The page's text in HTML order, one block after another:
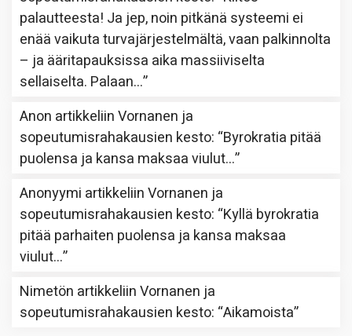
palautteesta! Ja jep, noin pitkänä systeemi ei
enää vaikuta turvajärjestelmältä, vaan palkinnolta
– ja ääritapauksissa aika massiiviselta
sellaiselta. Palaan…”
Anon artikkeliinVornanen ja
sopeutumisrahakausien kesto: “Byrokratia pitää
puolensa ja kansa maksaa viulut…”
Anonyymi artikkeliinVornanen ja
sopeutumisrahakausien kesto: “Kyllä byrokratia
pitää parhaiten puolensa ja kansa maksaa
viulut…”
Nimetön artikkeliinVornanen ja
sopeutumisrahakausien kesto: “Aikamoista”